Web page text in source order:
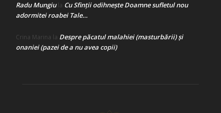
Radu Mungiula Cu Sfinții odihnește Doamne sufletul nou
adormitei roabei Tale…
Crina Marina la Despre păcatul malahiei (masturbării) şi
onaniei (pazei de a nu avea copii)